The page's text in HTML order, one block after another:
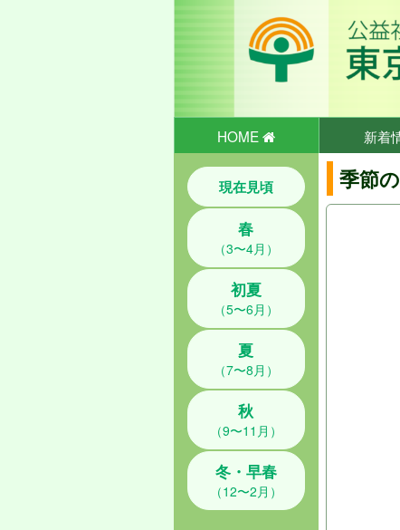
HOME 新着
現在見頃
春
（3〜4月）
初夏
（5〜6月）
夏
（7〜8月）
秋
（9〜11月）
冬・早春
（12〜2月）
季節